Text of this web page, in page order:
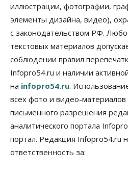
06 Августа 2026, 14:00
Общество
«За тех, у кого
настоящая борьба»: вузы
обзванивают
перед зачислением
06 Августа 2026, 13:00
Власть
Режим ЧС ввели в Омской
06 Августа 2026, 12:15
Новосибирск готовится к
Путина
иллюстрации, фотографии,
элементы дизайна, видео),
с законодательством РФ.
текстовых материалов
соблюдении правил
Infopro54.ru и наличии
на infopro54.ru.
всех фото и видео-
письменного разрешения
аналитического портала
портал. Редакция Infopro54.ru
ответственность за: